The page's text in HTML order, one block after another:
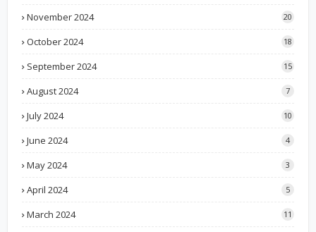
November 2024 20
October 2024 18
September 2024 15
August 2024 7
July 2024 10
June 2024 4
May 2024 3
April 2024 5
March 2024 11